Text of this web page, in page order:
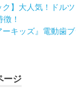
ク】大人気！ドル
！
ーキッズ』電動歯
ージ